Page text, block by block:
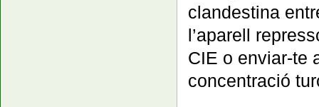
clandestina
l’aparell
CIE o enviar-te
concentració